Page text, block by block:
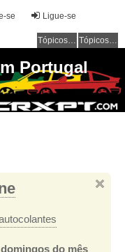
Ligue-se
se
Tópicos sem resposta Tópicos ativos
Portugal
do mês